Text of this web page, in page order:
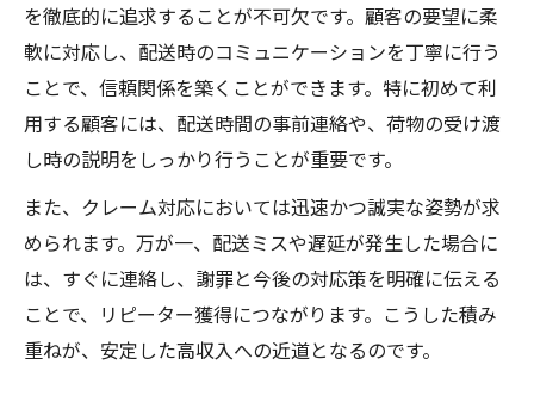
を徹底的に追求することが不可欠です。顧客の要望に柔
軟に対応し、配送時のコミュニケーションを丁寧に行う
ことで、信頼関係を築くことができます。特に初めて利
用する顧客には、配送時間の事前連絡や、荷物の受け渡
し時の説明をしっかり行うことが重要です。
また、クレーム対応においては迅速かつ誠実な姿勢が求
められます。万が一、配送ミスや遅延が発生した場合に
は、すぐに連絡し、謝罪と今後の対応策を明確に伝える
ことで、リピーター獲得につながります。こうした積み
重ねが、安定した高収入への近道となるのです。